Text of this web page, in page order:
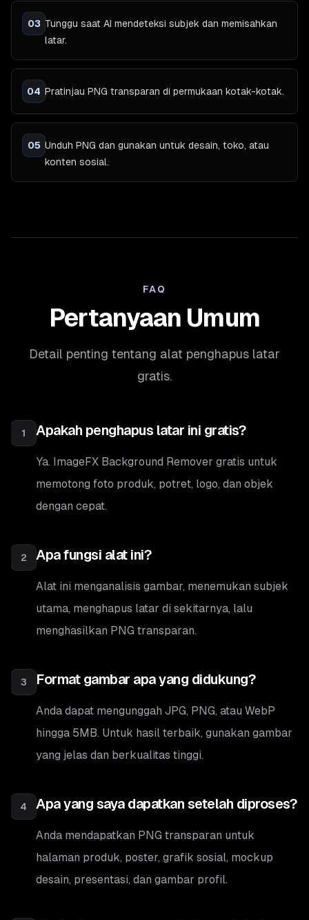
03 Tunggu saat AI mendeteksi subjek dan memisahkan
latar.
04 Pratinjau PNG transparan di permukaan kotak-kotak.
05 Unduh PNG dan gunakan untuk desain, toko, atau
konten sosial.
FAQ
Pertanyaan Umum
Detail penting tentang alat penghapus latar
gratis.
1 Apakah penghapus latar ini gratis?
Ya. ImageFX Background Remover gratis untuk
memotong foto produk, potret, logo, dan objek
dengan cepat.
2 Apa fungsi alat ini?
Alat ini menganalisis gambar, menemukan subjek
utama, menghapus latar di sekitarnya, lalu
menghasilkan PNG transparan.
3 Format gambar apa yang didukung?
Anda dapat mengunggah JPG, PNG, atau WebP
hingga 5MB. Untuk hasil terbaik, gunakan gambar
yang jelas dan berkualitas tinggi.
4 Apa yang saya dapatkan setelah diproses?
Anda mendapatkan PNG transparan untuk
halaman produk, poster, grafik sosial, mockup
desain, presentasi, dan gambar profil.